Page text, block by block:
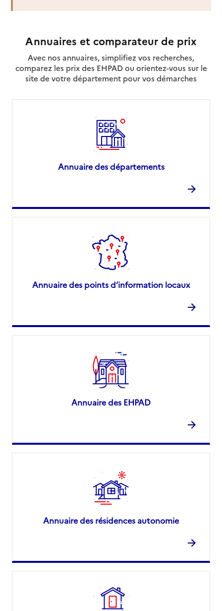
Annuaires et comparateur de prix
Avec nos annuaires, simplifiez vos recherches,
comparez les prix des EHPAD ou orientez-vous sur le
site de votre département pour vos démarches
Annuaire des départements
Annuaire des points d’information locaux
Annuaire des EHPAD
Annuaire des résidences autonomie